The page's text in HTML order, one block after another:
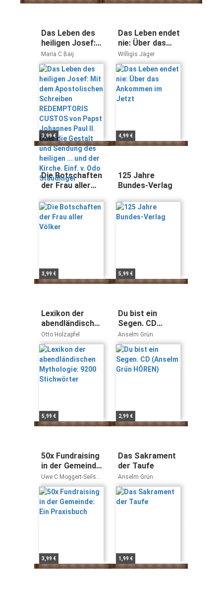
Das Leben des
heiligen Josef:
Mit dem
Apostolischen
Schreiben
REDEMPTORIS
CUSTOS von
Papst Johannes
Paul II. Über die
Gestalt und
Sendung des
heiligen ... und
der Kirche. Einf.
v. Odo
Staudinger
Maria C Baij
3,99 €
Das Leben endet
nie: Über das
Ankommen im
Jetzt
Willigis Jäger
4,99 €
Die Botschaften
der Frau aller
3,99 €
125 Jahre
Bundes-Verlag
5,99 €
Lexikon der
abendländischen
Mythologie:
9200
Stichwörter
Otto Holzapfel
5,99 €
Du bist ein
Segen. CD
(Anselm Grün
HÖREN)
Anselm Grün
2,99 €
50x Fundraising
in der Gemeinde:
Ein Praxisbuch
Uwe C Moggert-Seils
Matthias Buntrock
3,99 €
Das Sakrament
der Taufe
Anselm Grün
1,99 €